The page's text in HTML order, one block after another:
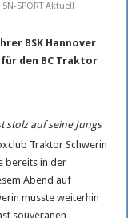
SN-SPORT Aktuell
BSK Hannover
den BC Traktor
stolz auf seine Jungs
Traktor Schwerin
bereits in der
Abend auf
musste weiterhin
souveränen